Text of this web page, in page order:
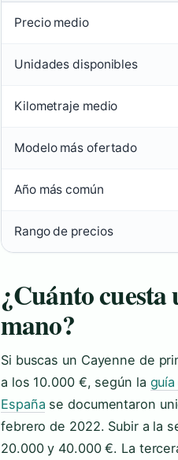
Precio medio
Unidades disponibles
Kilometraje medio
Modelo más ofertado
Año más común
Rango de precios
¿Cuánto cuesta
mano?
Si buscas un Cayenne de
a los 10.000 €, según la
España se documentaron
febrero de 2022. Subir a la
20.000 y 40.000 €. La